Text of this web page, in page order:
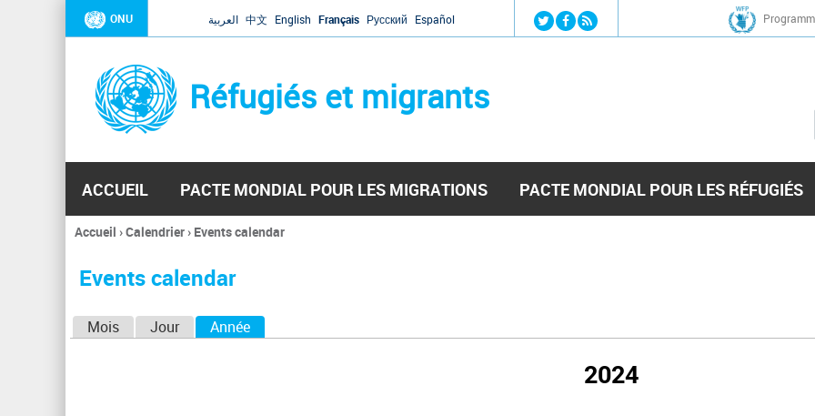
Jump to navigation
ONU العربية 中文 English Français Русский Español
Réfugiés et migrants
ACCUEIL PACTE MONDIAL POUR LES MIGRATIONS PACTE MONDIAL POUR LES RÉFUGIÉS
Vous
ici
Accueil ›Calendrier› Events calendar
Events calendar
Mois Jour Année
2024